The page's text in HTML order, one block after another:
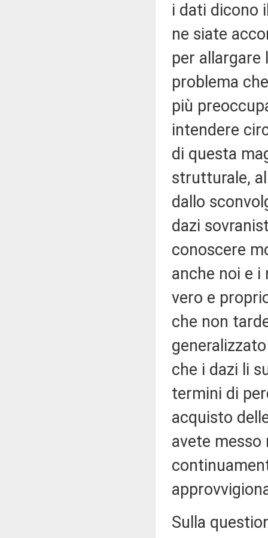
i dati dicono
ne siate
per allargare
problema
più
intendere
di questa
strutturale,
dallo
dazi
conoscere
anche noi e
vero e
che non
che i dazi li
termini di
acquisto
avete
Sulla